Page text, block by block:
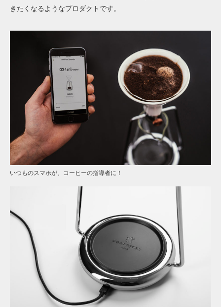
きたくなるようなプロダクトです。
いつものスマホが、コーヒーの指導者に！